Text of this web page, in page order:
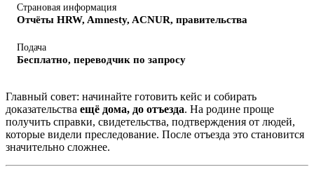
Страновая информация
Отчёты HRW, Amnesty, ACNUR, правительства
Подача
Бесплатно, переводчик по запросу
Главный совет: начинайте готовить кейс и собирать
доказательства ещё дома, до отъезда. На родине проще
получить справки, свидетельства, подтверждения от людей,
которые видели преследование. После отъезда это становится
значительно сложнее.